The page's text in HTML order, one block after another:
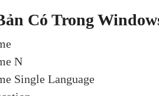
Có Trong
N
Single Language